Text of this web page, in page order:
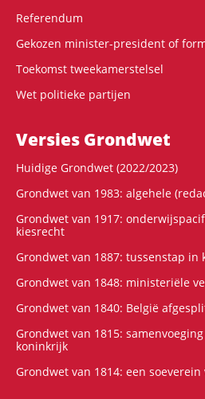
Referendum
Gekozen minister-president of
Toekomst tweekamerstelsel
Wet politieke partijen
Versies Grondwet
Huidige Grondwet (2022/2023)
Grondwet van 1983: algehele
Grondwet van 1917:
kiesrecht
Grondwet van 1887: tussenstap
Grondwet van 1848: ministeriële
Grondwet van 1840: België
Grondwet van 1815:
koninkrijk
Grondwet van 1814: een